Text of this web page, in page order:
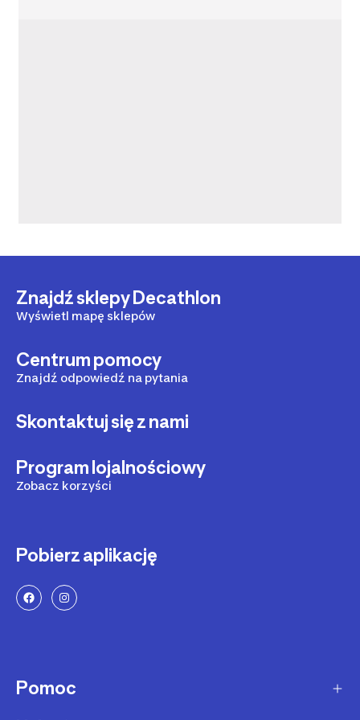
Znajdź sklepy Decathlon
Wyświetl mapę sklepów
Centrum pomocy
Znajdź odpowiedź na pytania
Skontaktuj się z nami
Program lojalnościowy
Zobacz korzyści
Pobierz aplikację
Pomoc